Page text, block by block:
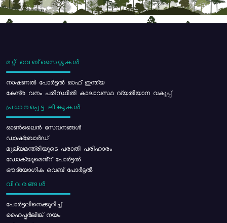
മറ്റ് വെബ്സൈറ്റുകൾ
നാഷണൽ പോർട്ടൽ ഓഫ് ഇന്ത്യ
കേന്ദ്ര വനം പരിസ്ഥിതി കാലാവസ്ഥ വ്യതിയാന വകുപ്പ്
പ്രധാനപ്പെട്ട ലിങ്കുകൾ
ഓൺലൈൻ സേവനങ്ങൾ
ഡാഷ്ബോർഡ്
മുഖ്യമന്ത്രിയുടെ പരാതി പരിഹാരം
ഡോക്യുമെൻ്റ് പോർട്ടൽ
ഔദ്യോഗിക വെബ് പോർട്ടൽ
വിവരങ്ങൾ
പോര്‍ട്ടലിനെക്കുറിച്ച്
ഹൈപ്പർലിങ്ക് നയം